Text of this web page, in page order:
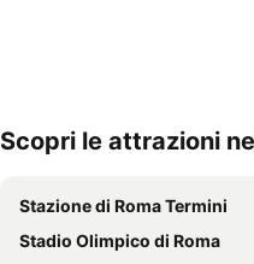
Espandi mappa
Scopri le attrazioni
Stazione di Roma Termini
Stadio Olimpico di Roma